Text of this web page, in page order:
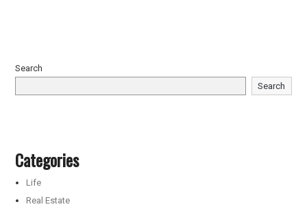
Search
Search
Categories
Life
Real Estate